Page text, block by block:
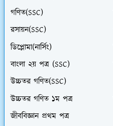
গণিত(SSC)
রসায়ন(SSC)
ডিপ্লোমা(নার্সিং)
বাংলা ২য় পত্র (SSC)
উচ্চতর গণিত(SSC)
উচ্চতর গণিত ১ম পত্র
জীববিজ্ঞান প্রথম পত্র